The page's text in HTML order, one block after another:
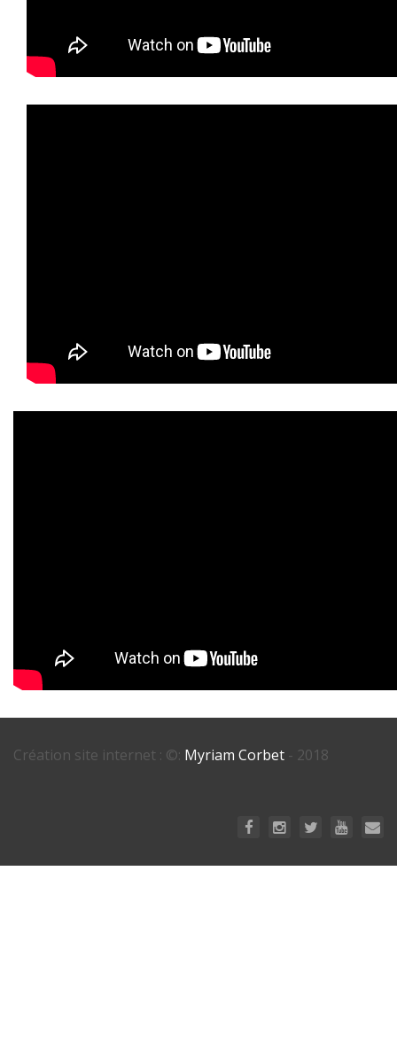
Création site internet : ©: Myriam Corbet - 2018